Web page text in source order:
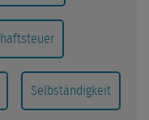
Selbständigkeit